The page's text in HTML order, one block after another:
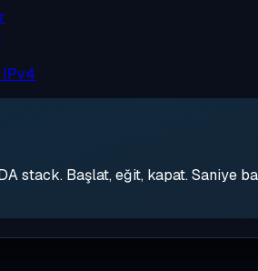
IPv4
stack. Başlat, eğit, kapat. Saniye